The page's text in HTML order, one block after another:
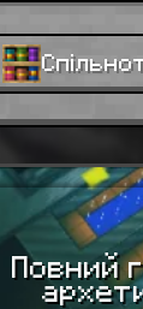
Повний